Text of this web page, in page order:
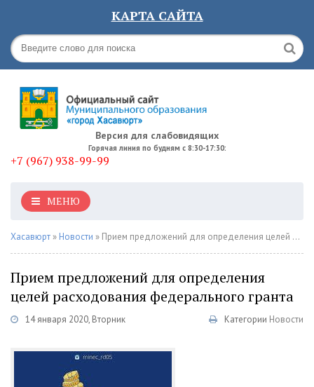
КАРТА САЙТА
Версия для слабовидящих
Горячая линия по будням с 8:30-17:30:
+7 (967) 938-99-99
МЕНЮ
Хасавюрт » Новости » Прием предложений для определения целей расходования федерального гранта
Прием предложений для определения
целей расходования федерального гранта
14 января 2020, Вторник Категории Новости